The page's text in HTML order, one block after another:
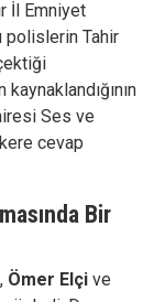
İl Emniyet
polislerin Tahir
Ses ve
cevap
Bir
, Ömer Elçi ve